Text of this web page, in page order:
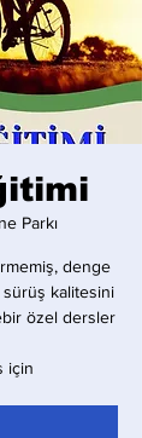
Parkı
denge
kalitesini
özel dersler
için